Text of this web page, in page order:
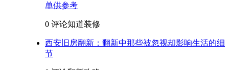
单供参考
0 评论知道装修
西安旧房翻新：翻新中那些被忽视却影响生活的细
节